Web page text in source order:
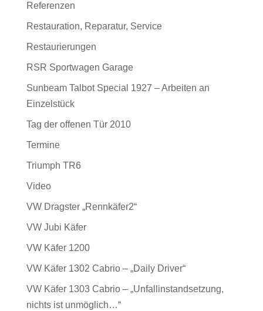
Referenzen
Restauration, Reparatur, Service
Restaurierungen
RSR Sportwagen Garage
Sunbeam Talbot Special 1927 – Arbeiten an
Einzelstück
Tag der offenen Tür 2010
Termine
Triumph TR6
Video
VW Dragster „Rennkäfer2“
VW Jubi Käfer
VW Käfer 1200
VW Käfer 1302 Cabrio – „Daily Driver“
VW Käfer 1303 Cabrio – „Unfallinstandsetzung,
nichts ist unmöglich…“